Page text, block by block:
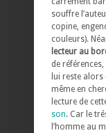
souffre
copine,
couleurs).
lecteur au
de
lui reste alors
même en
lecture de
son. Car le
l’homme au